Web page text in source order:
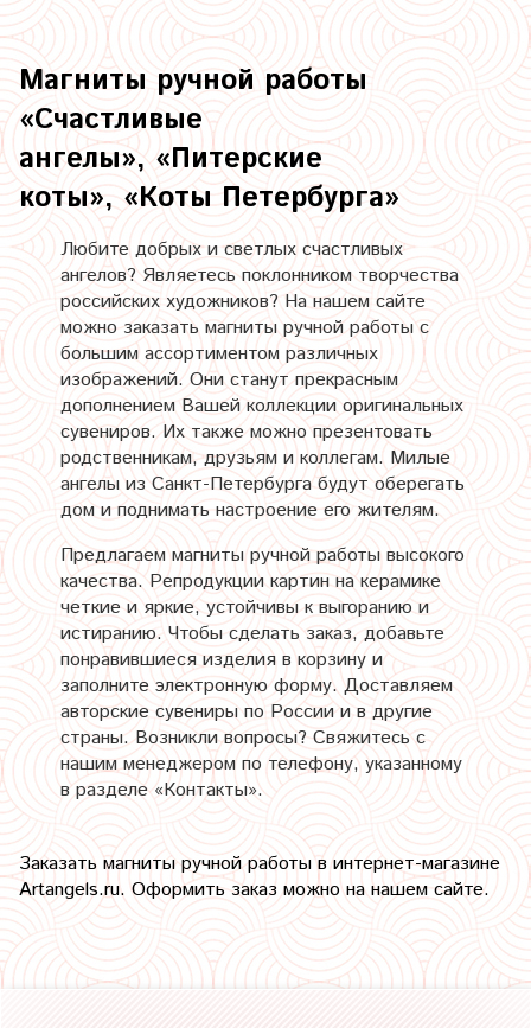
Магниты ручной работы
«Счастливые
ангелы», «Питерские
коты», «Коты Петербурга»
Любите добрых и светлых счастливых
ангелов? Являетесь поклонником творчества
российских художников? На нашем сайте
можно заказать магниты ручной работы с
большим ассортиментом различных
изображений. Они станут прекрасным
дополнением Вашей коллекции оригинальных
сувениров. Их также можно презентовать
родственникам, друзьям и коллегам. Милые
ангелы из Санкт-Петербурга будут оберегать
дом и поднимать настроение его жителям.
Предлагаем магниты ручной работы высокого
качества. Репродукции картин на керамике
четкие и яркие, устойчивы к выгоранию и
истиранию. Чтобы сделать заказ, добавьте
понравившиеся изделия в корзину и
заполните электронную форму. Доставляем
авторские сувениры по России и в другие
страны. Возникли вопросы? Свяжитесь с
нашим менеджером по телефону, указанному
в разделе «Контакты».
Заказать магниты ручной работы в интернет-магазине
Artangels.ru. Оформить заказ можно на нашем сайте.